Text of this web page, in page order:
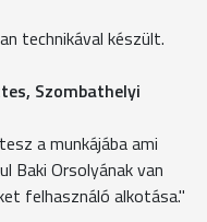
technikával készült.
Szombathelyi
a munkájába ami
Baki Orsolyának van
felhasználó alkotása."